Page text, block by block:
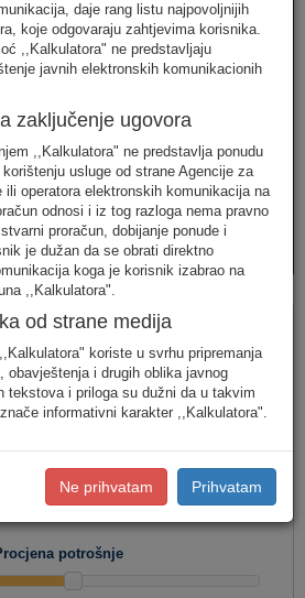
MOBILNA INTERNET
PAKETI
usluga
(Za jednostavan unos raspodjela
raspodjele saobraćaja prema
koristite detaljan unos potrošnje.)
potrošnje
daje rang listu najpovoljnijih
koje odgovaraju zahtjevima korisnika.
,,Kalkulatora" ne predstavljaju
javnih elektronskih komunikacionih
zaključenje ugovora
,,Kalkulatora" ne predstavlja ponudu
usluge od strane Agencije za
operatora elektronskih komunikacija na
odnosi i iz tog razloga nema pravno
proračun, dobijanje ponude i
je dužan da se obrati direktno
koga je korisnik izabrao na
,,Kalkulatora".
od strane medija
koriste u svrhu pripremanja
obavještenja i drugih oblika javnog
tekstova i priloga su dužni da u takvim
informativni karakter ,,Kalkulatora".
Ne prihvatam Prihvatam